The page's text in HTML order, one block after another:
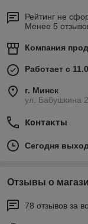
Рейтинг не
Менее 5
Компания
Работает с
г. Минск
ул. Бабушкина
Контакты
Сегодня
Отзывы о
78 отзывов за